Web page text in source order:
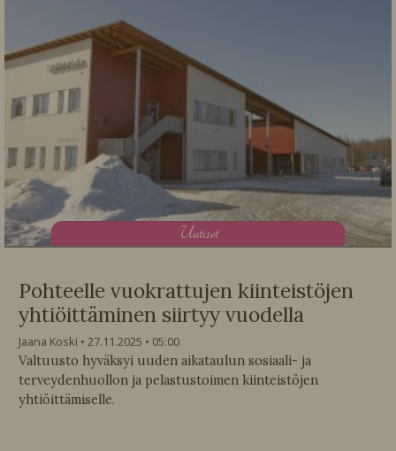
Uutiset
Pohteelle vuokrattujen kiinteistöjen
yhtiöittäminen siirtyy vuodella
Jaana Koski 27.11.2025
05:00
Valtuusto hyväksyi uuden aikataulun sosiaali- ja
terveydenhuollon ja pelastustoimen kiinteistöjen
yhtiöittämiselle.